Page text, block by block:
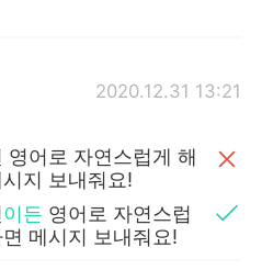
Việt
2020.12.31 13:21
영어로 자연스럽게 해
지 보내줘요!
이든 영어로 자연스럽
메시지 보내줘요!